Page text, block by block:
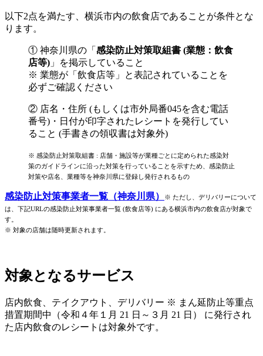
以下2点を満たす、横浜市内の飲食店であることが条件とな
ります。
① 神奈川県の「 感染防止対策取組書 (業態：飲食
店等) 」を掲示していること
※ 業態が「飲食店等」と表記されていることを
必ずご確認ください
② 店名・住所 (もしくは市外局番045を含む電話
番号)・日付が印字されたレシートを発行してい
ること (手書きの領収書は対象外)
※ 感染防止対策取組書 : 店舗・施設等が業種ごとに定められた感染対
策のガイドラインに沿った対策を行っていることを示すため、感染防止
対策や店名、業種等を神奈川県に登録し発行されるもの
感染防止対策事業者一覧（神奈川県）
※ ただし、デリバリーについて
は、下記URLの感染防止対策事業者一覧 (飲食店等) にある横浜市内の飲食店が対象で
す。
※ 対象の店舗は随時更新されます。
対象となるサービス
店内飲食、テイクアウト、デリバリー ※ まん延防止等重点
措置期間中（令和４年１月 21 日～３月 21 日） に発行され
た店内飲食のレシートは対象外です。